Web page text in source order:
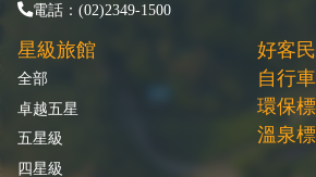
電話：(02)2349-1500
星級旅館
全部
卓越五星
五星級
四星級
好客
自行
環保
溫泉